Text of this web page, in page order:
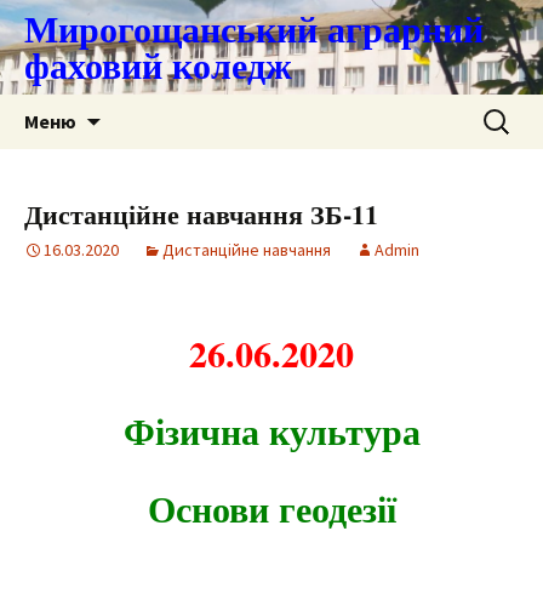
Мирогощанський аграрний
фаховий коледж
Меню Пошук:
Дистанційне навчання ЗБ-11
16.03.2020 Дистанційне навчання Admin
26.06.2020
Фізична культура
Основи геодезії